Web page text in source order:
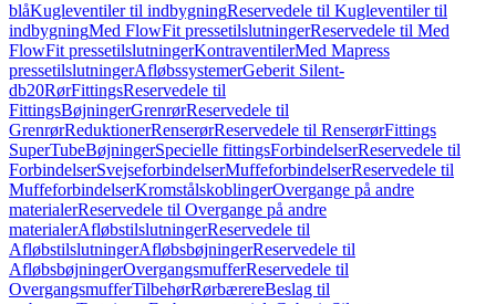
blåKugleventiler til indbygningReservedele til Kugleventiler til
indbygningMed FlowFit pressetilslutningerReservedele til Med
FlowFit pressetilslutningerKontraventilerMed Mapress
pressetilslutningerAfløbssystemerGeberit Silent-
db20RørFittingsReservedele til
FittingsBøjningerGrenrørReservedele til
GrenrørReduktionerRenserørReservedele til RenserørFittings
SuperTubeBøjningerSpecielle fittingsForbindelserReservedele til
ForbindelserSvejseforbindelserMuffeforbindelserReservedele til
MuffeforbindelserKromstålskoblingerOvergange på andre
materialerReservedele til Overgange på andre
materialerAfløbstilslutningerReservedele til
AfløbstilslutningerAfløbsbøjningerReservedele til
AfløbsbøjningerOvergangsmufferReservedele til
OvergangsmufferTilbehørRørbærereBeslag til